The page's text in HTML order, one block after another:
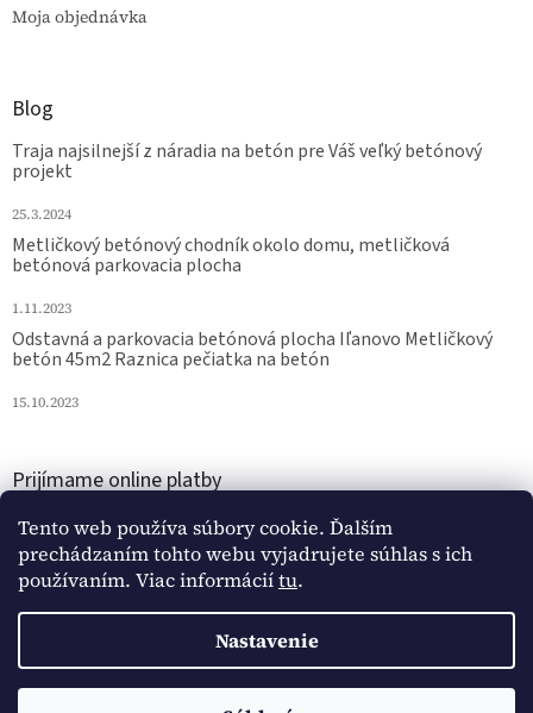
Tento web používa súbory cookie. Ďalším
prechádzaním tohto webu vyjadrujete súhlas s ich
používaním. Viac informáciítu.
Nastavenie
Moja objednávka
Blog
Traja najsilnejší z náradia na betón pre Váš veľký betónový
projekt
25.3.2024
Metličkový betónový chodník okolo domu, metličková
betónová parkovacia plocha
1.11.2023
Odstavná a parkovacia betónová plocha Iľanovo Metličkový
betón 45m2 Raznica pečiatka na betón
15.10.2023
Prijímame online platby
Vytvoril Shoptet